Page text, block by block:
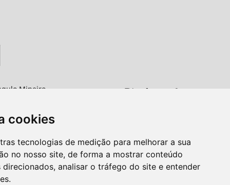
cookies
tecnologias de medição para melhorar a sua
no nosso site, de forma a mostrar conteúdo
direcionados, analisar o tráfego do site e entender
Mineiro